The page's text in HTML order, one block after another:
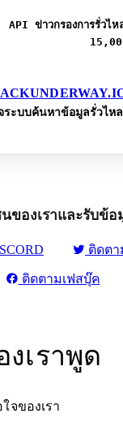
API ข่าวกรองการรั่วไ
ระบบค้นหาข้อมูลรั่วไหล
ของเราและรับข้อ
ติดตา
ติดตามเฟสบุ๊ค
เราพูด
จของเรา